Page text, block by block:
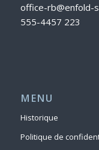
office-rb@enfold-
555-4457 223
MENU
Historique
Politique de